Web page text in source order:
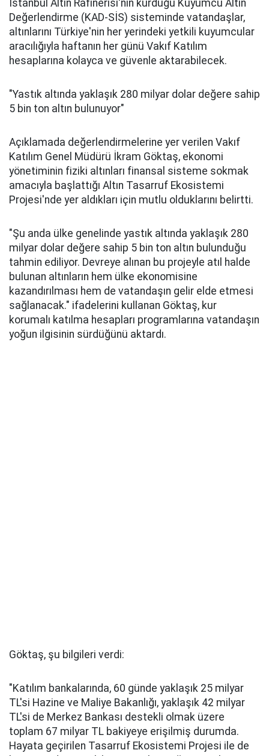
İstanbul Altın Rafinerisi'nin kurduğu Kuyumcu Altın
Değerlendirme (KAD-SİS) sisteminde vatandaşlar,
altınlarını Türkiye'nin her yerindeki yetkili kuyumcular
aracılığıyla haftanın her günü Vakıf Katılım
hesaplarına kolayca ve güvenle aktarabilecek.
"Yastık altında yaklaşık 280 milyar dolar değere sahip
5 bin ton altın bulunuyor"
Açıklamada değerlendirmelerine yer verilen Vakıf
Katılım Genel Müdürü İkram Göktaş, ekonomi
yönetiminin fiziki altınları finansal sisteme sokmak
amacıyla başlattığı Altın Tasarruf Ekosistemi
Projesi'nde yer aldıkları için mutlu olduklarını belirtti.
"Şu anda ülke genelinde yastık altında yaklaşık 280
milyar dolar değere sahip 5 bin ton altın bulunduğu
tahmin ediliyor. Devreye alınan bu projeyle atıl halde
bulunan altınların hem ülke ekonomisine
kazandırılması hem de vatandaşın gelir elde etmesi
sağlanacak." ifadelerini kullanan Göktaş, kur
korumalı katılma hesapları programlarına vatandaşın
yoğun ilgisinin sürdüğünü aktardı.
Göktaş, şu bilgileri verdi:
"Katılım bankalarında, 60 günde yaklaşık 25 milyar
TL'si Hazine ve Maliye Bakanlığı, yaklaşık 42 milyar
TL'si de Merkez Bankası destekli olmak üzere
toplam 67 milyar TL bakiyeye erişilmiş durumda.
Hayata geçirilen Tasarruf Ekosistemi Projesi ile de